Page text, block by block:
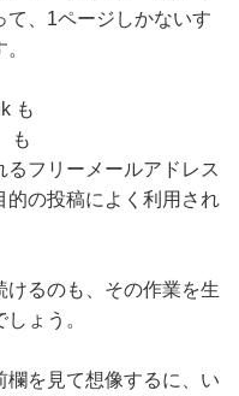
て、1ページしかないす
も
フリーメールアドレス
的の投稿によく利用され
けるのも、その作業を生
ょう。
を見て想像するに、い